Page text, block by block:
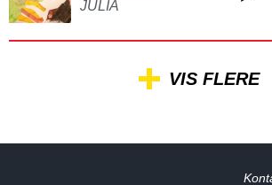
JULIA
VIS FLERE